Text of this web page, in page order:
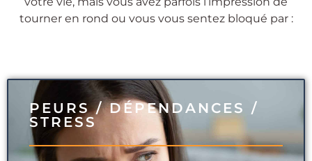
tourner en rond ou vous vous sentez bloqué par :
PEURS / DÉPENDANCES /
STRESS